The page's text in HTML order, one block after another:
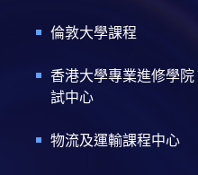
倫敦大學課程
香港大學專業進修學院
試中心
物流及運輸課程中心